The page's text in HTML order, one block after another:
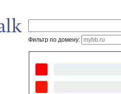
Фильтр по домену: